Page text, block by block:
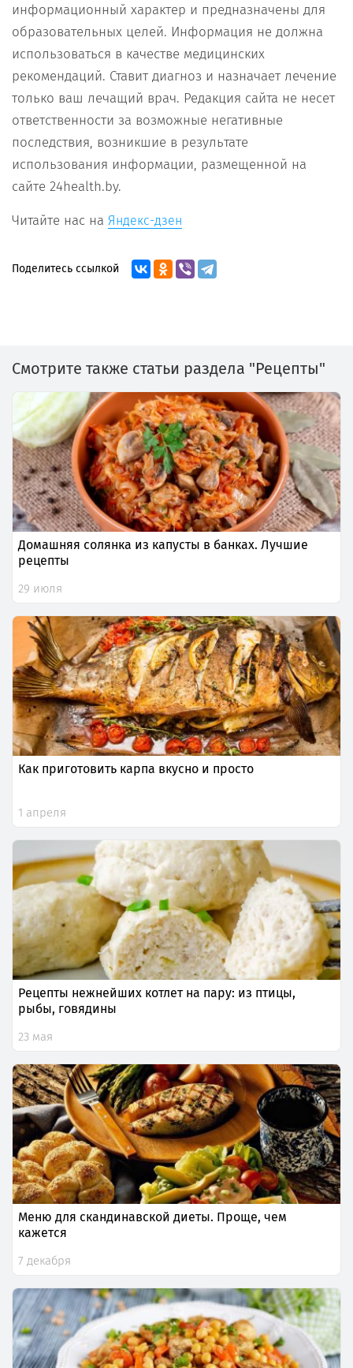
информационный характер и предназначены для
образовательных целей. Информация не должна
использоваться в качестве медицинских
рекомендаций. Ставит диагноз и назначает лечение
только ваш лечащий врач. Редакция сайта не несет
ответственности за возможные негативные
последствия, возникшие в результате
использования информации, размещенной на
сайте 24health.by.
Читайте нас на Яндекс-дзен
Поделитесь ссылкой
Смотрите также статьи раздела "Рецепты"
Домашняя солянка из капусты в банках. Лучшие
рецепты
29 июля
Как приготовить карпа вкусно и просто
1 апреля
Рецепты нежнейших котлет на пару: из птицы,
рыбы, говядины
23 мая
Меню для скандинавской диеты. Проще, чем
кажется
7 декабря